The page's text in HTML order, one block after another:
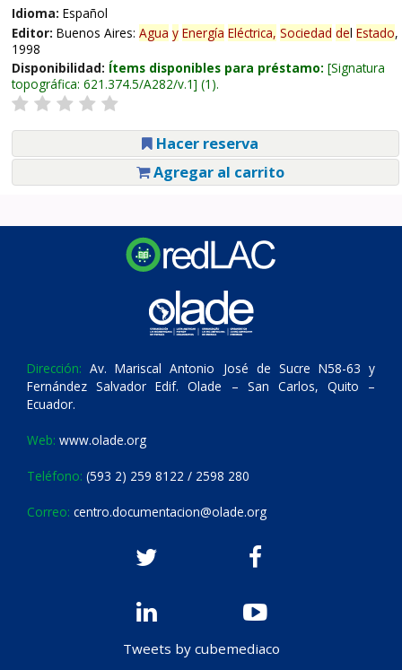
Idioma: Español
Editor: Buenos Aires: Agua y Energía Eléctrica, Sociedad del Estado,
1998
Disponibilidad: Ítems disponibles para préstamo: Signatura
topográfica: 621.374.5/A282/v.1 (1).
Hacer reserva
Agregar al carrito
Dirección: Av. Mariscal Antonio José de Sucre N58-63 y
Fernández Salvador Edif. Olade – San Carlos, Quito –
Ecuador.
Web: www.olade.org
Teléfono: (593 2) 259 8122 / 2598 280
Correo: centro.documentacion@olade.org
Tweets by cubemediaco